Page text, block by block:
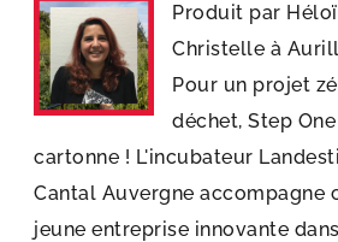
Produit par
Christelle à
Pour un projet
déchet, Step One
cartonne ! L'incubateur
Cantal Auvergne accompagne
jeune entreprise innovante